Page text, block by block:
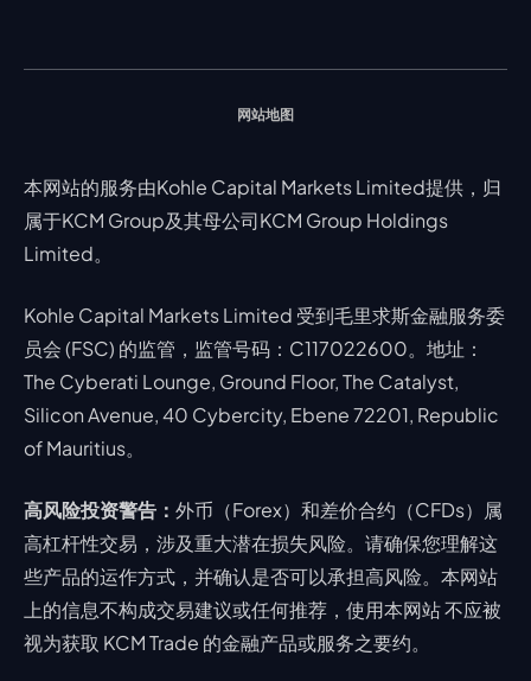
网站地图
本网站的服务由Kohle Capital Markets Limited提供，归
属于KCM Group及其母公司KCM Group Holdings
Limited。
Kohle Capital Markets Limited 受到毛里求斯金融服务委
员会 (FSC) 的监管，监管号码：C117022600。地址：
The Cyberati Lounge, Ground Floor, The Catalyst,
Silicon Avenue, 40 Cybercity, Ebene 72201, Republic
of Mauritius。
高风险投资警告： 外币（Forex）和差价合约（CFDs）属
高杠杆性交易，涉及重大潜在损失风险。请确保您理解这
些产品的运作方式，并确认是否可以承担高风险。本网站
上的信息不构成交易建议或任何推荐，使用本网站 不应被
视为获取 KCM Trade 的金融产品或服务之要约。